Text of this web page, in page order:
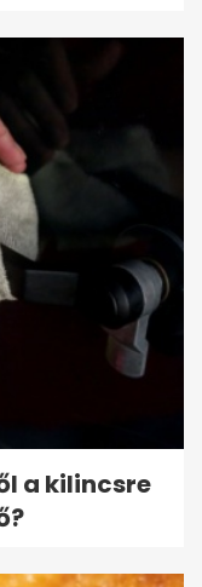
a kilincsre